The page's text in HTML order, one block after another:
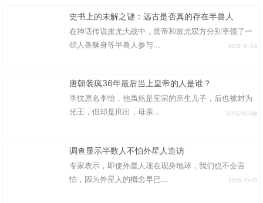
史书上的未解之谜：远古是否真的存在半兽人
在神话传说蚩尤大战中，黄帝和蚩尤双方分别率领了一
些人兽狮身等半兽人参与...
2015-11-24
唐朝装疯36年最后当上皇帝的人是谁？
李忱原名李怡，他虽然是宪宗的亲生儿子，后也被封为
光王，但却是庶出，母亲...
2015-10-06
调查显示半数人不怕外星人造访
专家表示，即使外星人现在现身地球，我们也不会害
怕，因为外星人的概念早已...
2015-10-17